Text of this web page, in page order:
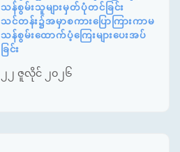
သန်စွမ်းသူများမှတ်ပုံတင်ခြင်း
သင်တန်း၌အမှာစကားပြောကြားကာမ
သန်စွမ်းထောက်ပံ့ကြေးများပေးအပ်
ခြင်း
၂၂ ဇူလိုင် ၂၀၂၆